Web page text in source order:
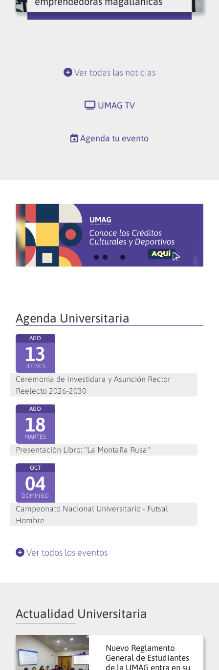
Ver todas las noticias
UMAG TV
Agenda tu evento
Agenda Universitaria
AGO
13
JUEVES
Ceremonia de Investidura y Asunción Rector
Reelecto 2026-2030
AGO
18
MARTES
Presentación Libro: "La Montaña Rusa"
OCT
04
DOMINGO
Campeonato Nacional Universitario - Futsal
Hombre
Ver todos los eventos
Actualidad Universitaria
Nuevo Reglamento
General de Estudiantes
de la UMAG entra en su